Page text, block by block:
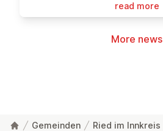
read more
More news
Gemeinden Ried im Innkreis